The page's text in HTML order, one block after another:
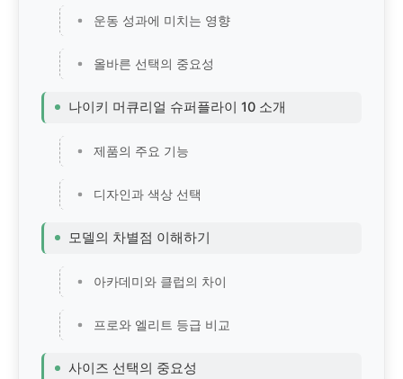
운동 성과에 미치는 영향
올바른 선택의 중요성
나이키 머큐리얼 슈퍼플라이 10 소개
제품의 주요 기능
디자인과 색상 선택
모델의 차별점 이해하기
아카데미와 클럽의 차이
프로와 엘리트 등급 비교
사이즈 선택의 중요성